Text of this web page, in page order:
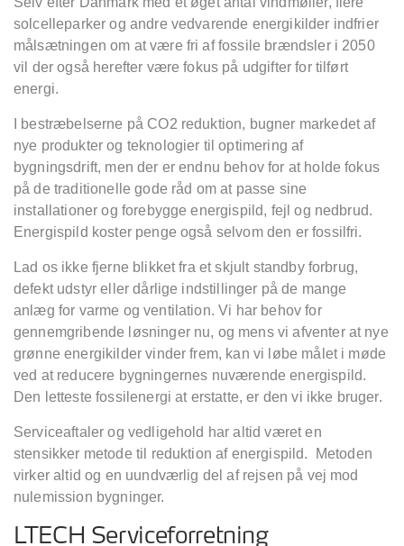
solcelleparker og andre vedvarende energikilder indfrier
målsætningen om at være fri af fossile brændsler i 2050
vil der også herefter være fokus på udgifter for tilført
energi.
I bestræbelserne på CO2 reduktion, bugner markedet af
nye produkter og teknologier til optimering af
bygningsdrift, men der er endnu behov for at holde fokus
på de traditionelle gode råd om at passe sine
installationer og forebygge energispild, fejl og nedbrud.
Energispild koster penge også selvom den er fossilfri.
Lad os ikke fjerne blikket fra et skjult standby forbrug,
defekt udstyr eller dårlige indstillinger på de mange
anlæg for varme og ventilation. Vi har behov for
gennemgribende løsninger nu, og mens vi afventer at nye
grønne energikilder vinder frem, kan vi løbe målet i møde
ved at reducere bygningernes nuværende energispild.
Den letteste fossilenergi at erstatte, er den vi ikke bruger.
Serviceaftaler og vedligehold har altid været en
stensikker metode til reduktion af energispild.
Metoden
virker altid og en uundværlig del af rejsen på vej mod
nulemission bygninger.
LTECH Serviceforretning